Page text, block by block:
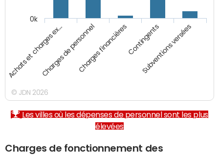
Achats et charges ex…Charges de personnelCharges financièresContingents
Subventions versées
0k
© JDN 2026
Les villes où les dépenses de personnel sont les plus
élevées
Charges de fonctionnement des